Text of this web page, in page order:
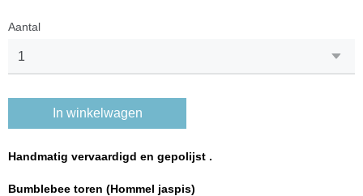
Aantal
In winkelwagen
Handmatig vervaardigd en gepolijst .
Bumblebee toren (Hommel jaspis)